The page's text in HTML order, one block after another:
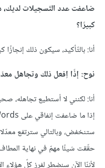
ضاعفت عدد التّسجيلات
كبيرًا؟
أنا: بالتّأكيد، سيكون ذلك إنجازًا
نوح: إذًا اِفعل ذلك وتجاهل
أنا: لكنني لا أستطيع تجاهله،
ستنخفض، وبالتالي سترتفع
حقّقت شيئًا مهمّ في نهاية
لأننّا الآن سنضطر لفرز كلّ هؤلاء